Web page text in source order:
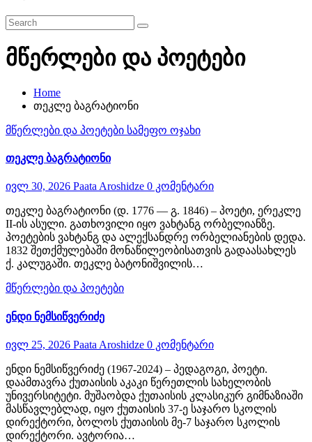
მწერლები და პოეტები
Home
თეკლე ბაგრატიონი
მწერლები და პოეტები სამეფო ოჯახი
თეკლე ბაგრატიონი
ივლ 30, 2026 Paata Aroshidze 0 კომენტარი
თეკლე ბაგრატიონი (დ. 1776 — გ. 1846) – პოეტი, ერეკლე
II-ის ასული. გათხოვილი იყო ვახტანგ ორბელიანზე.
პოეტების ვახტანგ და ალექსანდრე ორბელიანების დედა.
1832 შეთქმულებაში მონაწილეობისათვის გადაასახლეს
ქ. კალუგაში. თეკლე ბატონიშვილის…
მწერლები და პოეტები
ენდი ნემსიწვერიძე
ივლ 25, 2026 Paata Aroshidze 0 კომენტარი
ენდი ნემსიწვერიძე (1967-2024) – პედაგოგი, პოეტი.
დაამთავრა ქუთაისის აკაკი წერეთლის სახელობის
უნივერსიტეტი. მუშაობდა ქუთაისის კლასიკურ გიმნაზიაში
მასწავლებლად, იყო ქუთაისის 37-ე საჯარო სკოლის
დირექტორი, ბოლოს ქუთაისის მე-7 საჯარო სკოლის
დირექტორი. ავტორია…